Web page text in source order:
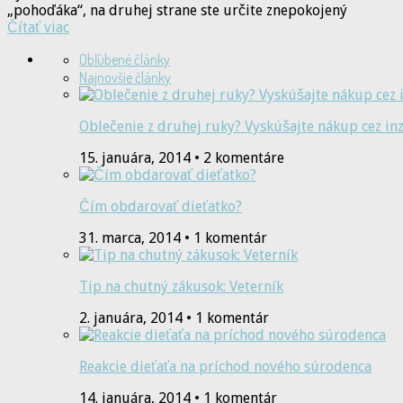
„pohoďáka“, na druhej strane ste určite znepokojený
Čítať viac
Obľúbené články
Najnovšie články
Oblečenie z druhej ruky? Vyskúšajte nákup cez
15. januára, 2014 • 2 komentáre
Čím obdarovať dieťatko?
31. marca, 2014 • 1 komentár
Tip na chutný zákusok: Veterník
2. januára, 2014 • 1 komentár
Reakcie dieťaťa na príchod nového súrodenca
14. januára, 2014 • 1 komentár